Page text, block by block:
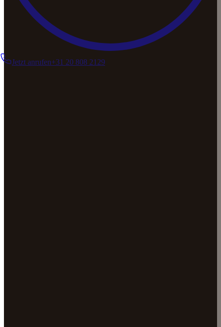
Jetzt anrufen+31 20 808 2129